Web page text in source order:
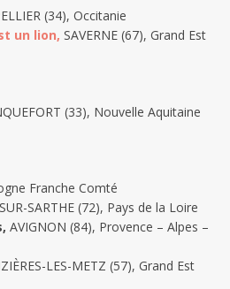
(34), Occitanie
un lion, SAVERNE (67), Grand Est
(33), Nouvelle Aquitaine
Franche Comté
SARTHE (72), Pays de la Loire
AVIGNON (84), Provence – Alpes –
LES-METZ (57), Grand Est